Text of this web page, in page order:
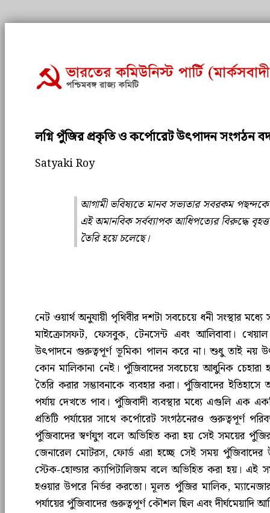
লগ্নি পুঁজির প্রকৃতি ও কর্পোরেট উৎপাদন সংগঠন
Satyaki Roy
আগামী ভবিষ্যতে মানব সভ্যতার সবরকম
এই অমানবিক সর্বব্যাপক আধিপত্যের বিরুদ্ধে
তৈরি হয়ে চলেছে।
নেট ওয়ার্থ অনুযায়ী পৃথিবীর দশটা সবচেয়ে ধনী সংস্থার
মাইক্রোসফট, ফেসবুক, টেনসেন্ট এবং আলিবাবা।
উৎপাদনে গুরুত্বপূর্ণ ভূমিকা পালন করে না। শুধু তাই নয়
কোন মালিকানা নেই। পুঁজিবাদের সবচেয়ে আধুনিক
তৈরি করার সম্ভাবনাকে ব্যবহার করা। পুঁজিবাদের
পর্যায় দেখতে পাব। পুঁজিবাদী ব্যবস্থার মধ্যে এগুলি এক
প্রতিটি পর্যায়ের সাথে কর্পোরেট সংগঠনেরও গুরুত্বপূর্ণ
পুঁজিবাদের স্বর্ণযুগ বলে অভিহিত করা হয় সেই সময়ের
জেনারেল মোটরস, ফোর্ড এরা হচ্ছে সেই সময়
স্টেক-হোল্ডার ক্যাপিটালিজম বলে অভিহিত করা হয়। এই
হওয়ার উপরে নির্ভর করতো। মূলত পুঁজির মালিক, ম্যানেজার
পর্যায়ের পুঁজিবাদের গুরুত্বপূর্ণ কৌশল ছিল এবং দীর্ঘমেয়াদি